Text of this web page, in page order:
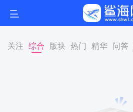
关注 综合 版块 热门 精华 问答